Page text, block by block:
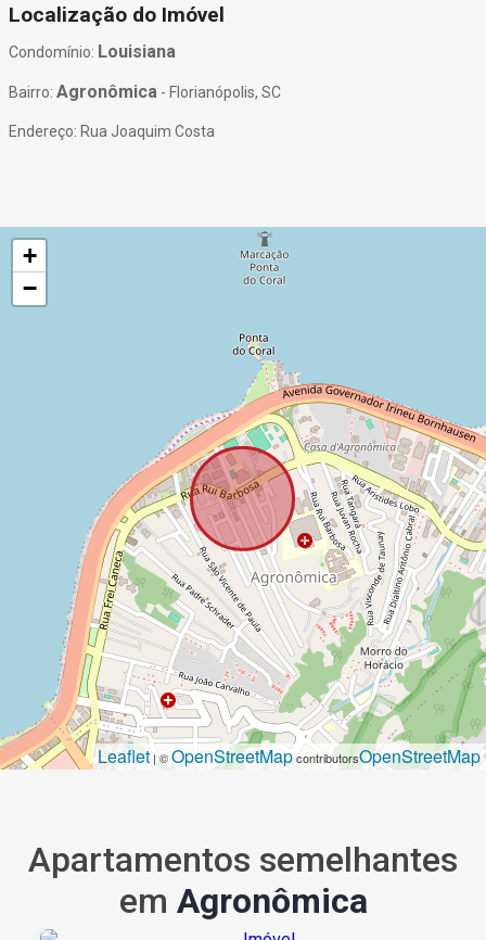
Localização do Imóvel
Condomínio: Louisiana
Bairro: Agronômica - Florianópolis, SC
Endereço: Rua Joaquim Costa
+
−
Leaflet | ©OpenStreetMapcontributorsOpenStreetMap
Apartamentos semelhantes
em Agronômica